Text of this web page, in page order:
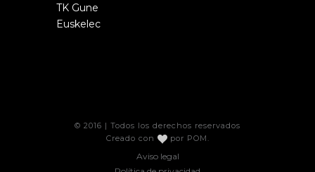
TK Gune
Euskelec
© 2016 | Todos los derechos reservados
Creado con
por POM .
Aviso legal